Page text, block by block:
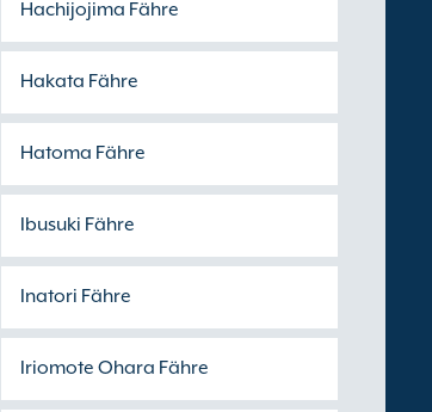
Hachijojima Fähre
Hakata Fähre
Hatoma Fähre
Ibusuki Fähre
Inatori Fähre
Iriomote Ohara Fähre